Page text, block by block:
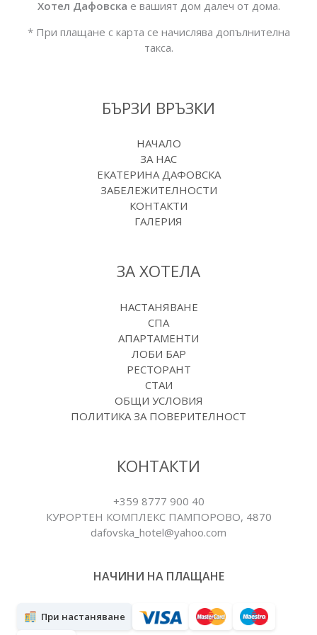
Хотел Дафовска е вашият дом далеч от дома.
* При плащане с карта се начислява допълнителна
такса.
БЪРЗИ ВРЪЗКИ
НАЧАЛО
ЗА НАС
ЕКАТЕРИНА ДАФОВСКА
ЗАБЕЛЕЖИТЕЛНОСТИ
КОНТАКТИ
ГАЛЕРИЯ
ЗА ХОТЕЛА
НАСТАНЯВАНЕ
СПА
АПАРТАМЕНТИ
ЛОБИ БАР
РЕСТОРАНТ
СТАИ
ОБЩИ УСЛОВИЯ
ПОЛИТИКА ЗА ПОВЕРИТЕЛНОСТ
КОНТАКТИ
+359 8777 900 40
КУРОРТЕН КОМПЛЕКС ПАМПОРОВO, 4870
dafovska_hotel@yahoo.com
НАЧИНИ НА ПЛАЩАНЕ
При настаняване